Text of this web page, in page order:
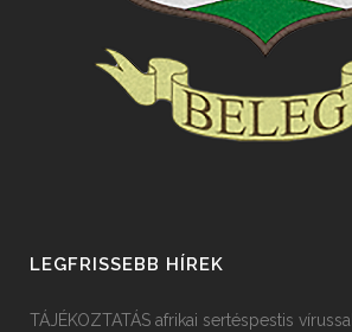
LEGFRISSEBB HÍREK
TÁJÉKOZTATÁS afrikai sertéspestis